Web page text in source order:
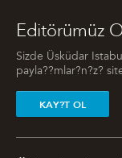
Editörümüz
Sizde Üsküdar
payla??mlar?n?z?
KAY?T OL